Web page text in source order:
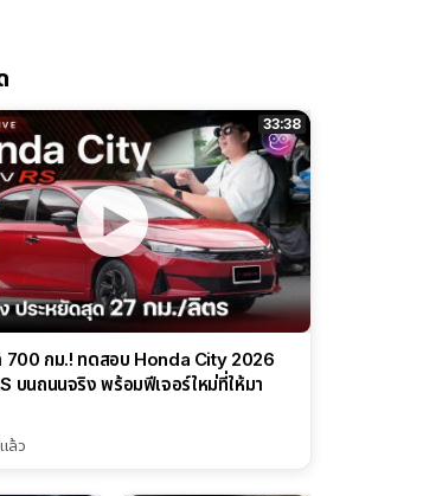
33:38
700 กม.! ทดสอบ Honda City 2026
บนถนนจริง พร้อมฟีเจอร์ใหม่ที่ให้มา
ล้ว